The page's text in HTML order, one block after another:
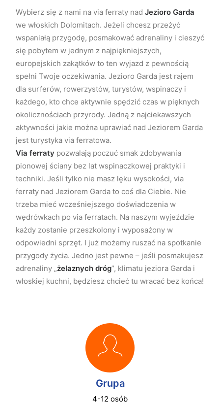
Wybierz się z nami na via ferraty nad Jezioro Garda
we włoskich Dolomitach. Jeżeli chcesz przeżyć
wspaniałą przygodę, posmakować adrenaliny i cieszyć
się pobytem w jednym z najpiękniejszych,
europejskich zakątków to ten wyjazd z pewnością
spełni Twoje oczekiwania. Jezioro Garda jest rajem
dla surferów, rowerzystów, turystów, wspinaczy i
każdego, kto chce aktywnie spędzić czas w pięknych
okolicznościach przyrody. Jedną z najciekawszych
aktywności jakie można uprawiać nad Jeziorem Garda
jest turystyka via ferratowa.
Via ferraty pozwalają poczuć smak zdobywania
pionowej ściany bez lat wspinaczkowej praktyki i
techniki. Jeśli tylko nie masz lęku wysokości, via
ferraty nad Jeziorem Garda to coś dla Ciebie. Nie
trzeba mieć wcześniejszego doświadczenia w
wędrówkach po via ferratach. Na naszym wyjeździe
każdy zostanie przeszkolony i wyposażony w
odpowiedni sprzęt. I już możemy ruszać na spotkanie
przygody życia. Jedno jest pewne – jeśli posmakujesz
adrenaliny „żelaznych dróg”, klimatu jeziora Garda i
włoskiej kuchni, będziesz chcieć tu wracać bez końca!
Grupa
4-12 osób